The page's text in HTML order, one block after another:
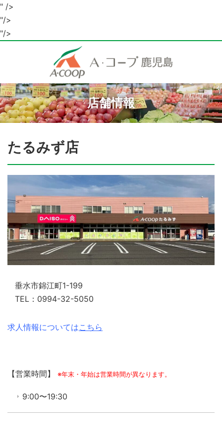
" />
"/>
"/>
店舗情報
たるみず店
垂水市錦江町1-199
TEL：0994-32-5050
求人情報についてはこちら
【営業時間】 ※年末・年始は営業時間が異なります。
9:00〜19:30